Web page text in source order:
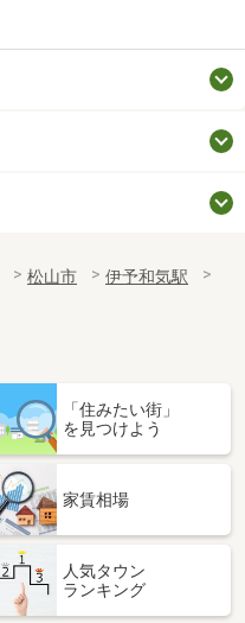
松山市
伊予和気駅
「住みたい街」
を見つけよう
家賃相場
人気タウン
ランキング